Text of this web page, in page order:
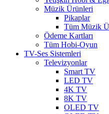
Müzik Ürünleri
Pikaplar
Tüm Müzik
Ödeme Kartları
Tüm Hobi-Oyun
TV-Ses Sistemleri
Televizyonlar
Smart TV
LED TV
4K TV
8K TV
OLED TV